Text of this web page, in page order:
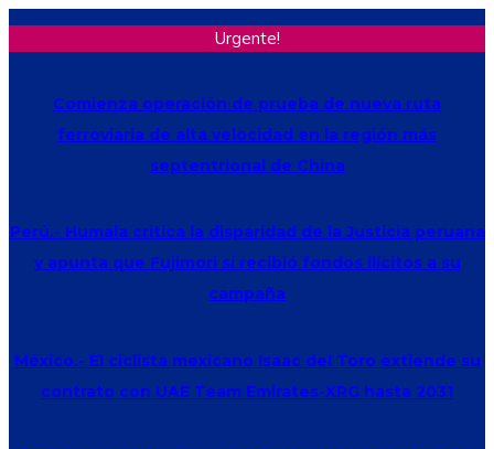
Urgente!
Comienza operación de prueba de nueva ruta
ferroviaria de alta velocidad en la región más
septentrional de China
Perú.- Humala critica la disparidad de la Justicia peruana
y apunta que Fujimori sí recibió fondos ilícitos a su
campaña
México.- El ciclista mexicano Isaac del Toro extiende su
contrato con UAE Team Emirates-XRG hasta 2031